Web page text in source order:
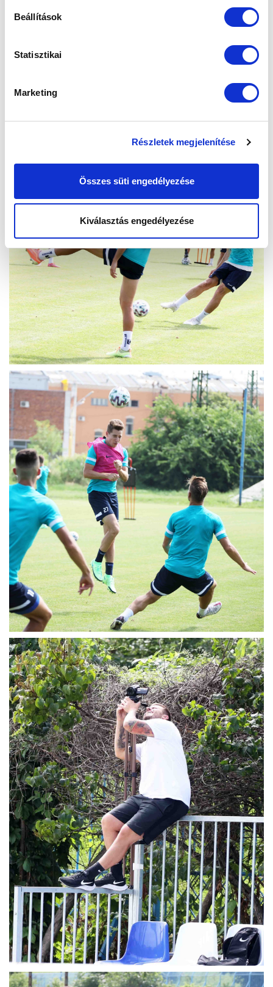
Beállítások
Statisztikai
Marketing
Részletek megjelenítése
Összes süti engedélyezése
Kiválasztás engedélyezése